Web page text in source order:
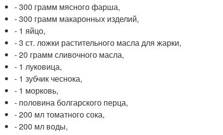
- 300 грамм мясного фарша,
- 300 грамм макаронных изделий,
- 1 яйцо,
- 3 ст. ложки растительного масла для жарки,
- 20 грамм сливочного масла,
- 1 луковица,
- 1 зубчик чеснока,
- 1 морковь,
- половина болгарского перца,
- 200 мл томатного сока,
- 200 мл воды,